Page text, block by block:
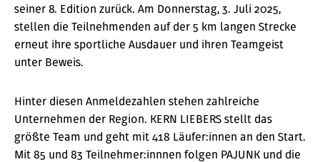
seiner 8. Edition zurück. Am Donnerstag, 3. Juli 2025,
stellen die Teilnehmenden auf der 5 km langen Strecke
erneut ihre sportliche Ausdauer und ihren Teamgeist
unter Beweis.
Hinter diesen Anmeldezahlen stehen zahlreiche
Unternehmen der Region. KERN LIEBERS stellt das
größte Team und geht mit 418 Läufer:innen an den Start.
Mit 85 und 83 Teilnehmer:innnen folgen PAJUNK und die